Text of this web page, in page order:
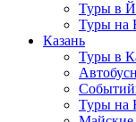
Туры в
Туры на
Казань
Туры в
Туры на